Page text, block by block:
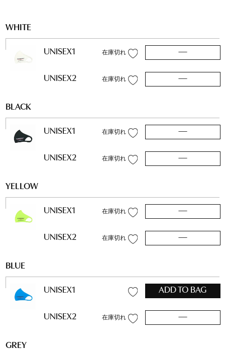
WHITE
UNISEX1 在庫切れ —
UNISEX2 在庫切れ —
BLACK
UNISEX1 在庫切れ —
UNISEX2 在庫切れ —
YELLOW
UNISEX1 在庫切れ —
UNISEX2 在庫切れ —
BLUE
UNISEX1 ADD TO BAG
UNISEX2 在庫切れ —
GREY